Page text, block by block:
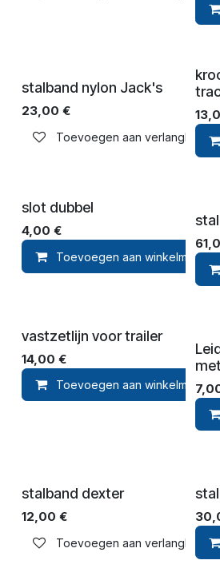
stalband nylon Jack's
23,00 €
Toevoegen aan verlanglijst
slot dubbel
4,00 €
Toevoegen aan winkelmandje
vastzetlijn voor trailer
14,00 €
Toevoegen aan winkelmandje
stalband dexter
12,00 €
Toevoegen aan verlanglijst